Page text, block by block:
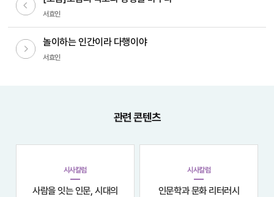
서효인
다음글
놀이하는 인간이라 다행이야
서효인
관련 콘텐츠
시사칼럼
사람을 잇는 인문, 시대의
시사칼럼
인문학과 문화 리터러시